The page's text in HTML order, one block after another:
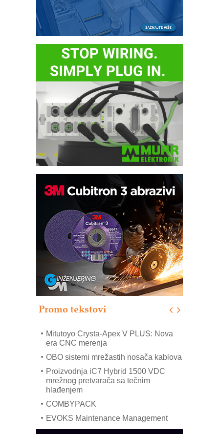
Promo tekstovi
Automatizacija pakovanja · Display
(Shelf-Ready) omotnice
Potpuna efikasnost bez složenih
sistema
Trajna oznaka kao dugoročna korist
Bezbednost na prvom mestu!
IB BLUMENAUER - više od 40 godina
poverenja u industriji
Art Utopia Studio – vizuelne priče
Mitutoyo Crysta-Apex V PLUS: Nova
era CNC merenja
OBO sistemi mrežastih nosača kablova
Proizvodnja iC7 Hybrid 1500 VDC
mrežnog pretvarača sa tečnim
hlađenjem
COMBYPACK
EVOKS Maintenance Management